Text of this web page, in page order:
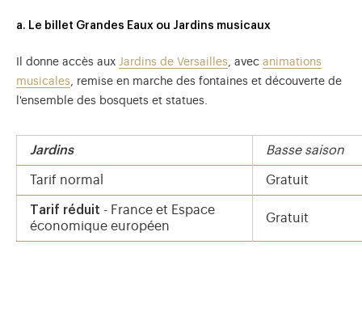
a. Le billet Grandes Eaux ou Jardins musicaux
Il donne accès aux Jardins de Versailles, avec animations
musicales, remise en marche des fontaines et découverte de
l'ensemble des bosquets et statues.
Jardins Basse saison
Tarif normal Gratuit
Tarif réduit - France et Espace
économique européen
Gratuit